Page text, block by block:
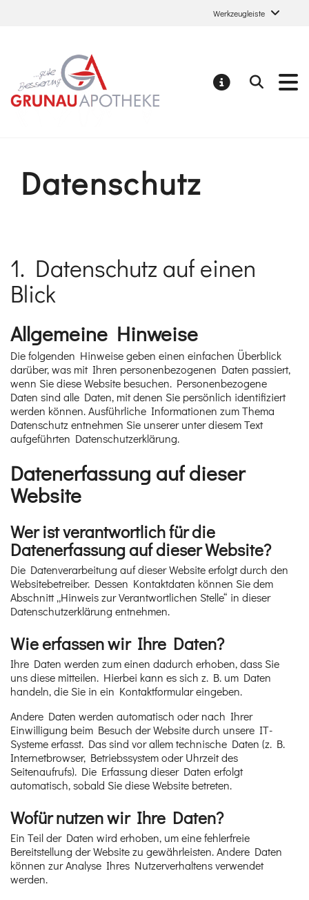
Werkzeugleiste
Suchen
Datenschutz
1. Datenschutz auf einen
Blick
Allgemeine Hinweise
Die folgenden Hinweise geben einen einfachen Überblick
darüber, was mit Ihren personenbezogenen Daten passiert,
wenn Sie diese Website besuchen. Personenbezogene
Daten sind alle Daten, mit denen Sie persönlich identifiziert
werden können. Ausführliche Informationen zum Thema
Datenschutz entnehmen Sie unserer unter diesem Text
aufgeführten Datenschutzerklärung.
Datenerfassung auf dieser
Website
Wer ist verantwortlich für die
Datenerfassung auf dieser Website?
Die Datenverarbeitung auf dieser Website erfolgt durch den
Websitebetreiber. Dessen Kontaktdaten können Sie dem
Abschnitt „Hinweis zur Verantwortlichen Stelle“ in dieser
Datenschutzerklärung entnehmen.
Wie erfassen wir Ihre Daten?
Ihre Daten werden zum einen dadurch erhoben, dass Sie
uns diese mitteilen. Hierbei kann es sich z. B. um Daten
handeln, die Sie in ein Kontaktformular eingeben.
Andere Daten werden automatisch oder nach Ihrer
Einwilligung beim Besuch der Website durch unsere IT-
Systeme erfasst. Das sind vor allem technische Daten (z. B.
Internetbrowser, Betriebssystem oder Uhrzeit des
Seitenaufrufs). Die Erfassung dieser Daten erfolgt
automatisch, sobald Sie diese Website betreten.
Wofür nutzen wir Ihre Daten?
Ein Teil der Daten wird erhoben, um eine fehlerfreie
Bereitstellung der Website zu gewährleisten. Andere Daten
können zur Analyse Ihres Nutzerverhaltens verwendet
werden.